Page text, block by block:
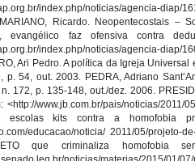
out./dez. 2006. PRESIDENTE Dilma derruba 'kit gay' do MEC. Jornal do Brasil, Rio de Janeiro, 25 maio 2011. Disponível em: <http://www.jb.com.br/pais/noticias/2011/05/25/presidente-dilma-derruba-kit-gay-do-mec/>. Acesso em: 4 fev. 2016. PROJETO de distribuir nas escolas kits contra a homofobia provoca debate. G1.com.br, Rio de Janeiro, 12 maio 2011. Disponível em: <http://g1.globo.com/educacao/noticia/ 2011/05/projeto-de-distribuir-nas-escolas-kits-contra-homofobia-provoca-debate.html>. Acesso em: 4 fev. 2016. PROJETO que criminaliza homofobia será arquivado. Agência Senado, Brasília, 7 jan. 2015. Disponível em: <http://www12.senado.leg.br/noticias/materias/2015/01/07/projeto-que-criminaliza-homofobia-sera-arquivado>. Acesso em: 4 jan 2016. QUANTOS são e de que forma é definido o número de Deputados. Câmara dos Deputados, Brasília, 2015/2019. Disponível em: <http://www2.camara.leg.br/a-camara/conheca/quantos-sao-e-de-que-forma-e-definido-o-numero-de-deputados>. Acesso em: 8 out. 2015. RANQUETAT JUNIOR, Cesar A. Laicidade, Laicismo e Secularização: Definindo e Esclarecendo Conceitos. Revista Sociais e Humanas. Santa Maria: UFSM, v. 21, n. 1, p. 67-75, jan./jun. 2008. SAIBA como calcular os quocientes eleitoral e partidário nas Eleições 2016. Imprensa Notícias TSE, Brasília, 9 set. 2016. Disponível em: <http://www.tse.jus.br/imprensa/noticias-tse/2016/Setembro/saiba-como-calcular-os-quocientes-eleitoral-e-partidario-nas-eleicoes-2016>. Acesso em: 08 out. 2016. SANCHIS, Pierre. As religiões dos brasileiros. Horizonte, Belo Horizonte: PUC-MINAS, v. 1, n. 2, p. 28-43, 2. sem. 1997. SANTOS, Luiz Alberto dos. Regulamentação das atividades de Lobby e seu impacto sobre as relações entre políticos, burocratas e grupos de interesse no ciclo de políticas públicas – análise comparativa dos Estados Unidos e Brasil. Tese de Doutorado. Brasília: UNB, Instituto de Ciências Sociais. Programa de Pós-Graduação em Estudos Comparados sobre as Américas, 2007. SILAS Malafaia divulga vídeo de apoio ao Pastor Everaldo. Último Segundo, iG, São Paulo, 24 jul. 2014. Disponível em: <http://ultimosegundo.ig.com.br/politica/2014-07-